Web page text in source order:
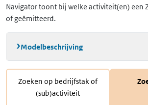
Navigator toont bij welke activiteit(en) een
of geëmitteerd.
Modelbeschrijving
Zoeken op bedrijfstak of
(sub)activiteit